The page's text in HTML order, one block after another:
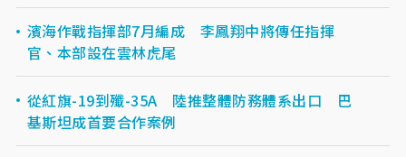
濱海作戰指揮部7月編成 李鳳翔中將傳任指揮
官、本部設在雲林虎尾
從紅旗-19到殲-35A 陸推整體防務體系出口 巴
基斯坦成首要合作案例